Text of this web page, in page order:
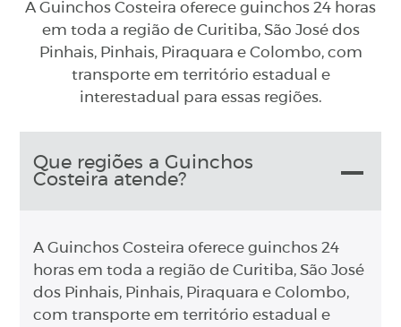
A Guinchos Costeira oferece guinchos 24 horas
em toda a região de Curitiba, São José dos
Pinhais, Pinhais, Piraquara e Colombo, com
transporte em território estadual e
interestadual para essas regiões.
Que regiões a Guinchos
Costeira atende?
A Guinchos Costeira oferece guinchos 24
horas em toda a região de Curitiba, São José
dos Pinhais, Pinhais, Piraquara e Colombo,
com transporte em território estadual e